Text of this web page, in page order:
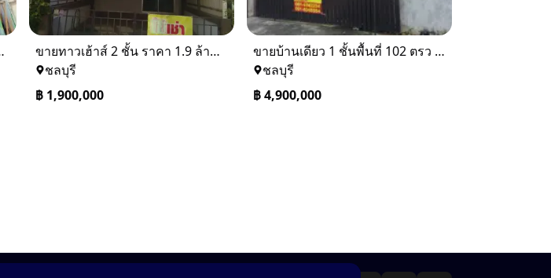
14 ใกล้ BTS
ขายทาวเฮ้าส์ 2 ชั้น ราคา 1.9 ล้านบาท ที่อยู่ ศรีราชา ชลบุรี
ชลบุรี
฿ 1,900,000
ขายบ้านเดียว 1 ชั้นพื้นที่ 102 ตรว บางละมุง ชลบุรี
ชลบุรี
฿4,900,000